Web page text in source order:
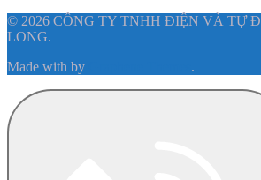
© 2026 CÔNG TY TNHH ĐIỆN VÀ TỰ
LONG.
Made with by .